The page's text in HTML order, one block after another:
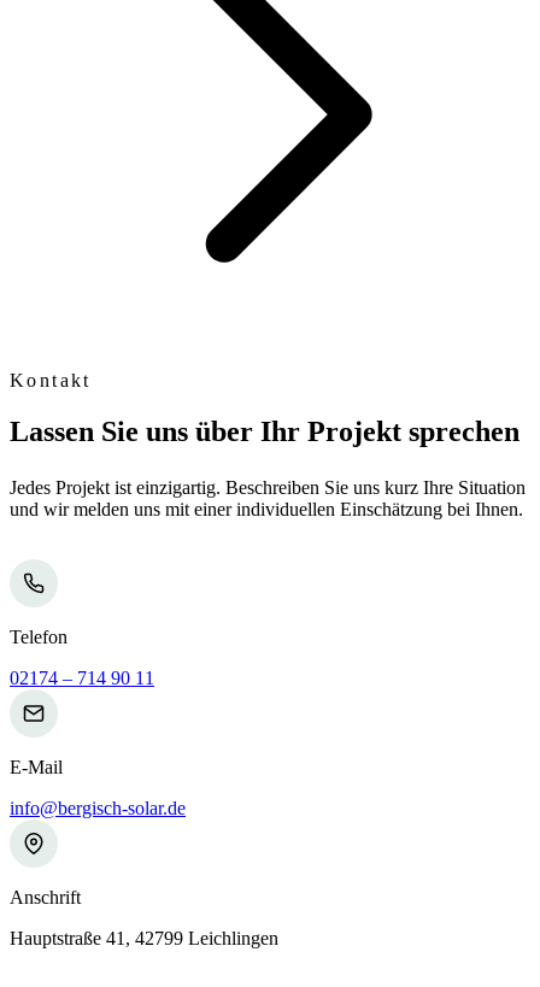
Kontakt
Lassen Sie uns über Ihr Projekt sprechen
Jedes Projekt ist einzigartig. Beschreiben Sie uns kurz Ihre Situation
und wir melden uns mit einer individuellen Einschätzung bei Ihnen.
Telefon
02174 – 714 90 11
E-Mail
info@bergisch-solar.de
Anschrift
Hauptstraße 41, 42799 Leichlingen